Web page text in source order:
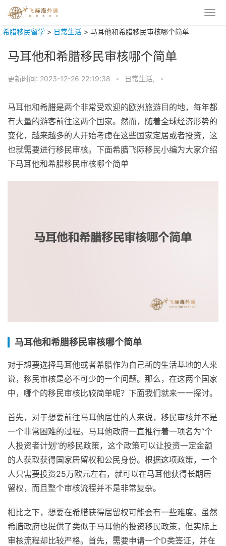
希腊移民留学 > 日常生活 > 马耳他和希腊移民审核哪个简单
马耳他和希腊移民审核哪个简单
更新时间: 2023-12-26 22:19:38 • 日常生活, •
马耳他和希腊是两个非常受欢迎的欧洲旅游目的地，每年都
有大量的游客前往这两个国家。然而，随着全球经济形势的
变化，越来越多的人开始考虑在这些国家定居或者投资，这
也就需要进行移民审核。下面希腊飞际移民小编为大家介绍
下马耳他和希腊移民审核哪个简单
马耳他和希腊移民审核哪个简单
对于想要选择马耳他或者希腊作为自己新的生活基地的人来
说，移民审核是必不可少的一个问题。那么，在这两个国家
中，哪个的移民审核比较简单呢？下面我们就来一一探讨。
首先，对于想要前往马耳他居住的人来说，移民审核并不是
一个非常困难的过程。马耳他政府一直推行着一项名为“个
人投资者计划”的移民政策，这个政策可以让投资一定金额
的人获取获得国家居留权和公民身份。根据这项政策，一个
人只需要投资25万欧元左右，就可以在马耳他获得长期居
留权，而且整个审核流程并不是非常复杂。
相比之下，想要在希腊获得居留权可能会有一些难度。虽然
希腊政府也提供了类似于马耳他的投资移民政策，但实际上
审核流程却比较严格。首先，需要申请一个D类签证，并在